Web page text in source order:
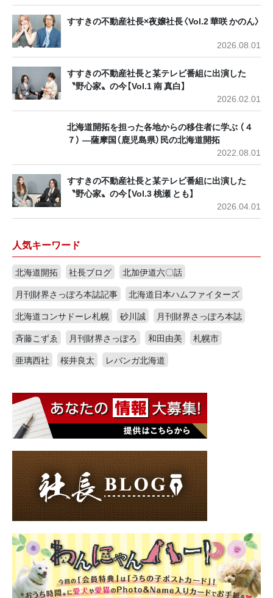
すすきの不動産社長×夜嬢社長〈Vol.2 華咲 かのん〉
2026.08.01
すすきの不動産社長と某テレビ番組に出演した
〝野心家〟の今【Vol.1 南 真白】
2026.02.01
北海道開拓を担った各地からの移住者に学ぶ （４
７） ―薩摩国（鹿児島県）民の北海道開拓
2022.08.01
すすきの不動産社長と某テレビ番組に出演した
〝野心家〟の今【Vol.3 桃瀬 とも】
2026.04.01
人気キーワード
北海道開拓 社長ブログ
北加伊道六〇話
月刊財界さっぽろ本誌記事
北海道日本ハムファイターズ
北海道コンサドーレ札幌
砂川誠
月刊財界さっぽろ本誌
斉藤こずゑ
月刊財界さっぽろ 和田由美
札幌市
亜璃西社
桜井良太 レバンガ北海道